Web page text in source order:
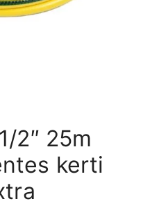
2″ 25m
kerti